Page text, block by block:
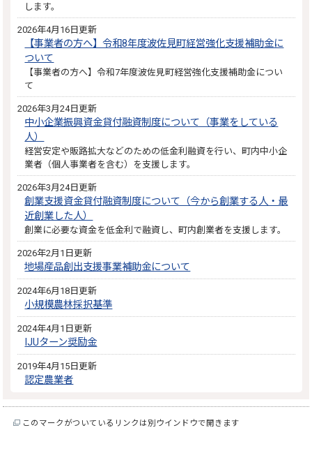
します。
2026年4月16日更新
【事業者の方へ】令和8年度波佐見町経営強化支援補助金に
ついて
【事業者の方へ】令和7年度波佐見町経営強化支援補助金につい
て
2026年3月24日更新
中小企業振興資金貸付融資制度について（事業をしている
人）
経営安定や販路拡大などのための低金利融資を行い、町内中小企
業者（個人事業者を含む）を支援します。
2026年3月24日更新
創業支援資金貸付融資制度について（今から創業する人・最
近創業した人）
創業に必要な資金を低金利で融資し、町内創業者を支援します。
2026年2月1日更新
地場産品創出支援事業補助金について
2024年6月18日更新
小規模農林採択基準
2024年4月1日更新
IJUターン奨励金
2019年4月15日更新
認定農業者
このマークがついているリンクは別ウインドウで開きます